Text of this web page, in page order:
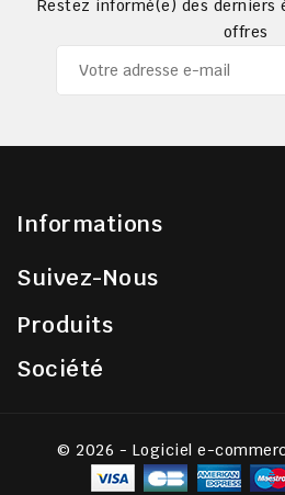
Restez informé(e) des derniers
offres
Informations
Suivez-Nous
Produits
Société
© 2026 - Logiciel e-